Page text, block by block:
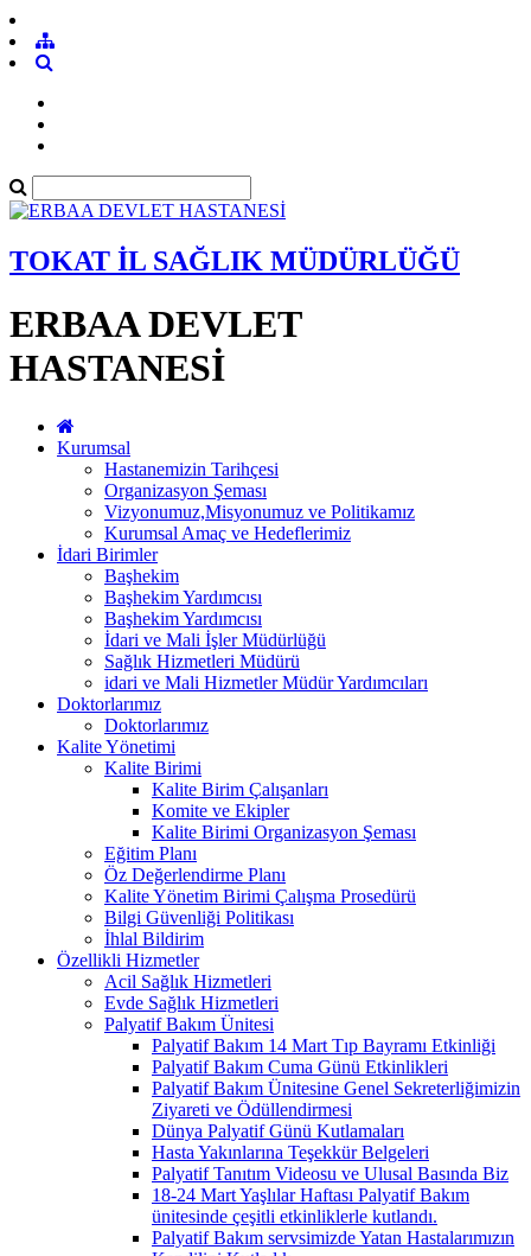
TOKAT İL SAĞLIK MÜDÜRLÜĞÜ
ERBAA DEVLET
HASTANESİ
Kurumsal
Hastanemizin Tarihçesi
Organizasyon Şeması
Vizyonumuz,Misyonumuz ve Politikamız
Kurumsal Amaç ve Hedeflerimiz
İdari Birimler
Başhekim
Başhekim Yardımcısı
Başhekim Yardımcısı
İdari ve Mali İşler Müdürlüğü
Sağlık Hizmetleri Müdürü
idari ve Mali Hizmetler Müdür Yardımcıları
Doktorlarımız
Doktorlarımız
Kalite Yönetimi
Kalite Birimi
Kalite Birim Çalışanları
Komite ve Ekipler
Kalite Birimi Organizasyon Şeması
Eğitim Planı
Öz Değerlendirme Planı
Kalite Yönetim Birimi Çalışma Prosedürü
Bilgi Güvenliği Politikası
İhlal Bildirim
Özellikli Hizmetler
Acil Sağlık Hizmetleri
Evde Sağlık Hizmetleri
Palyatif Bakım Ünitesi
Palyatif Bakım 14 Mart Tıp Bayramı Etkinliği
Palyatif Bakım Cuma Günü Etkinlikleri
Palyatif Bakım Ünitesine Genel Sekreterliğimizin
Ziyareti ve Ödüllendirmesi
Dünya Palyatif Günü Kutlamaları
Hasta Yakınlarına Teşekkür Belgeleri
Palyatif Tanıtım Videosu ve Ulusal Basında Biz
18-24 Mart Yaşlılar Haftası Palyatif Bakım
ünitesinde çeşitli etkinliklerle kutlandı.
Palyatif Bakım servsimizde Yatan Hastalarımızın